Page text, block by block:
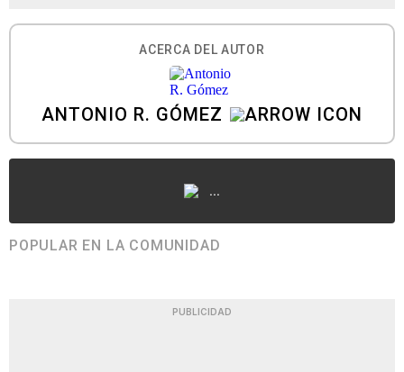
ACERCA DEL AUTOR
ANTONIO R. GÓMEZ
...
POPULAR EN LA COMUNIDAD
PUBLICIDAD